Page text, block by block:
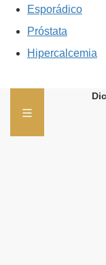
Esporádico
Próstata
Hipercalcemia